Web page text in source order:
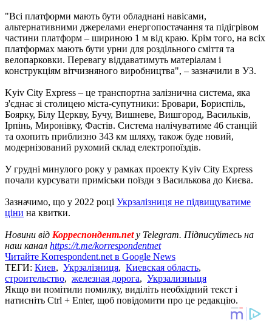
"Всі платформи мають бути обладнані навісами,
альтернативними джерелами енергопостачання та підігрівом
частини платформ – шириною 1 м від краю. Крім того, на всіх
платформах мають бути урни для роздільного сміття та
велопарковки. Перевагу віддаватимуть матеріалам і
конструкціям вітчизняного виробництва", – зазначили в УЗ.
Kyiv City Express – це транспортна залізнична система, яка
з'єднає зі столицею міста-супутники: Бровари, Бориспіль,
Боярку, Білу Церкву, Бучу, Вишневе, Вишгород, Васильків,
Ірпінь, Миронівку, Фастів. Система налічуватиме 46 станцій
та охопить приблизно 343 км шляху, також буде новий,
модернізований рухомий склад електропоїздів.
У грудні минулого року у рамках проекту Kyiv City Express
почали курсувати приміськи поїзди з Василькова до Києва.
Зазначимо, що у 2022 році Укрзалізниця не підвищуватиме
ціни на квитки.
Новини від Корреспондент.netу Telegram. Підписуйтесь на
наш канал https://t.me/korrespondentnet
Читайте Korrespondent.net в Google News
ТЕГИ: Киев, Укрзалізниця, Киевская область,
строительство, железная дорога, Укрзализныця
Якщо ви помітили помилку, виділіть необхідний текст і
натисніть Ctrl + Enter, щоб повідомити про це редакцію.